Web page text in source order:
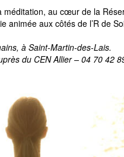
méditation, au cœur de la
animée aux côtés de l’R de
à Saint-Martin-des-Lais.
du CEN Allier – 04 70 42